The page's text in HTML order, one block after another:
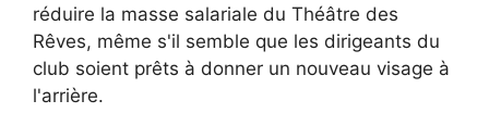
réduire la masse salariale du Théâtre des
Rêves, même s'il semble que les dirigeants du
club soient prêts à donner un nouveau visage à
l'arrière.